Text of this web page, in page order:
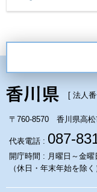
[ 法人
〒760-8570 香川県高松
代表電話 : 087-
開庁時間 : 月曜日～金
（休日・年末年始を除く